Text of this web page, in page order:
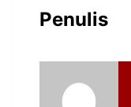
Penulis